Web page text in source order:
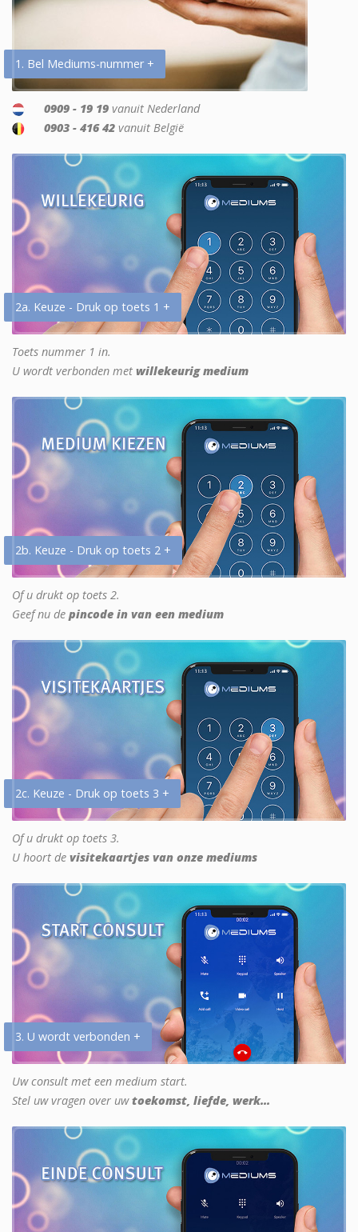
1. Bel Mediums-nummer +
0909 - 19 19 vanuit Nederland
0903 - 416 42 vanuit België
2a. Keuze - Druk op toets 1 +
Toets nummer 1 in.
U wordt verbonden met willekeurig medium
2b. Keuze - Druk op toets 2 +
Of u drukt op toets 2.
Geef nu de pincode in van een medium
2c. Keuze - Druk op toets 3 +
Of u drukt op toets 3.
U hoort de visitekaartjes van onze mediums
3. U wordt verbonden +
Uw consult met een medium start.
Stel uw vragen over uwtoekomst, liefde, werk...